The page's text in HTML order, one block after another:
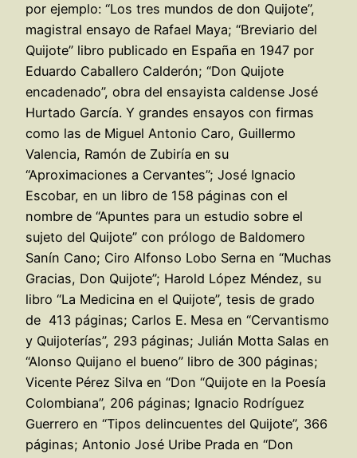
por ejemplo: “Los tres mundos de don Quijote”,
magistral ensayo de Rafael Maya; “Breviario del
Quijote” libro publicado en España en 1947 por
Eduardo Caballero Calderón; “Don Quijote
encadenado”, obra del ensayista caldense José
Hurtado García. Y grandes ensayos con firmas
como las de Miguel Antonio Caro, Guillermo
Valencia, Ramón de Zubiría en su
“Aproximaciones a Cervantes”; José Ignacio
Escobar, en un libro de 158 páginas con el
nombre de “Apuntes para un estudio sobre el
sujeto del Quijote” con prólogo de Baldomero
Sanín Cano; Ciro Alfonso Lobo Serna en “Muchas
Gracias, Don Quijote”; Harold López Méndez, su
libro “La Medicina en el Quijote”, tesis de grado
de 413 páginas; Carlos E. Mesa en “Cervantismo
y Quijoterías”, 293 páginas; Julián Motta Salas en
“Alonso Quijano el bueno” libro de 300 páginas;
Vicente Pérez Silva en “Don “Quijote en la Poesía
Colombiana”, 206 páginas; Ignacio Rodríguez
Guerrero en “Tipos delincuentes del Quijote”, 366
páginas; Antonio José Uribe Prada en “Don